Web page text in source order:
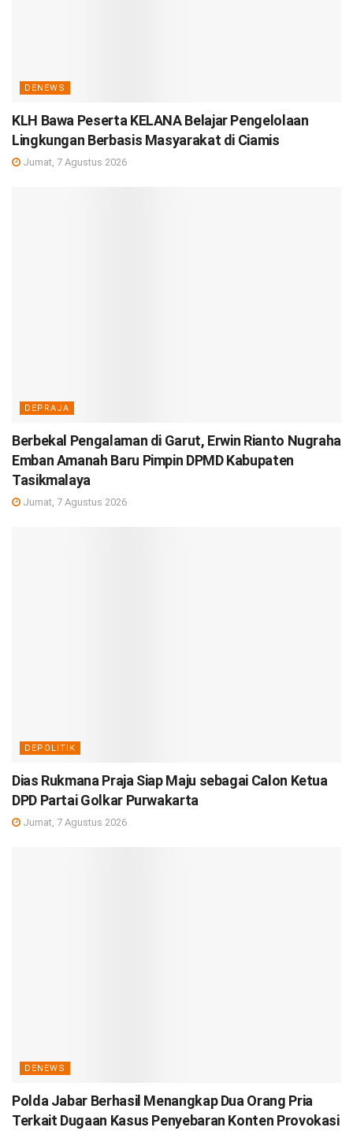
DENEWS
KLH Bawa Peserta KELANA Belajar Pengelolaan
Lingkungan Berbasis Masyarakat di Ciamis
Jumat, 7 Agustus 2026
DEPRAJA
Berbekal Pengalaman di Garut, Erwin Rianto Nugraha
Emban Amanah Baru Pimpin DPMD Kabupaten
Tasikmalaya
Jumat, 7 Agustus 2026
DEPOLITIK
Dias Rukmana Praja Siap Maju sebagai Calon Ketua
DPD Partai Golkar Purwakarta
Jumat, 7 Agustus 2026
DENEWS
Polda Jabar Berhasil Menangkap Dua Orang Pria
Terkait Dugaan Kasus Penyebaran Konten Provokasi